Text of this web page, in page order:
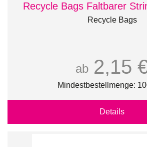
Recycle Bags Faltbarer
Recycle Bags
ab 2,15
Mindestbestellmenge:
Details